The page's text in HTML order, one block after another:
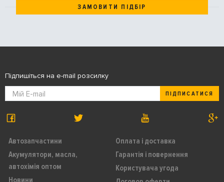
ЗАМОВИТИ ПІДБІР
Автозапчастини
Акумулятори, масла,
автохімія оптом
Новини
Оплата і доставка
Гарантія і повернення
Користувача угода
Підпишіться на e-mail розсилку
ПІДПИСАТИСЯ